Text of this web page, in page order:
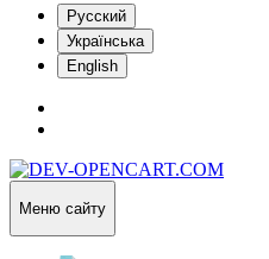
Русский
Українська
English
Меню сайту